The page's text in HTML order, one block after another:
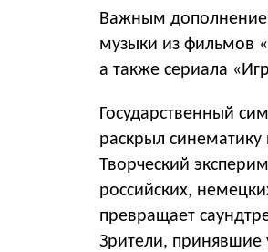
Важным
музыки из фильмов
а также сериала
Государственный
раскрыл
Творческий
российских,
превращает
Зрители, принявшие